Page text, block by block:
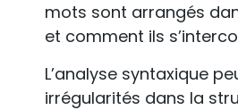
mots sont arrangés
et comment ils
L’analyse syntaxique
irrégularités dans la